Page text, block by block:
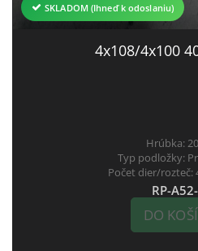
SKLADOM (Ihneď k odoslaniu)
4x108/4x100
Hrúbka:
Typ podložky:
Počet dier/rozteč:
RP-
DO